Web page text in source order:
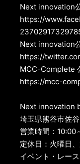
Next innovation
https://
Next innovation
https://
MCC-Complete
https://mcc-
Next innovation
埼玉県熊谷市佐
営業時間：10:00
定休日：火曜
イベント・レー